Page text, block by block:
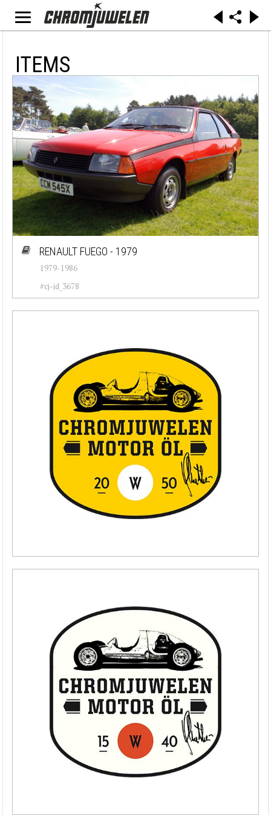
ITEMS
RENAULT FUEGO - 1979
1979-1986
#cj-id_3678